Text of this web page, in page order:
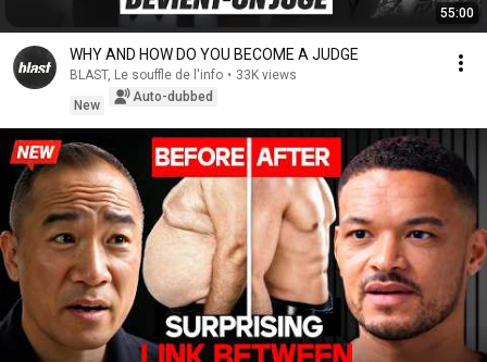
55:00
WHY AND HOW DO YOU BECOME A JUDGE
BLAST, Le souffle de l'info • 33K views
New
Auto-dubbed